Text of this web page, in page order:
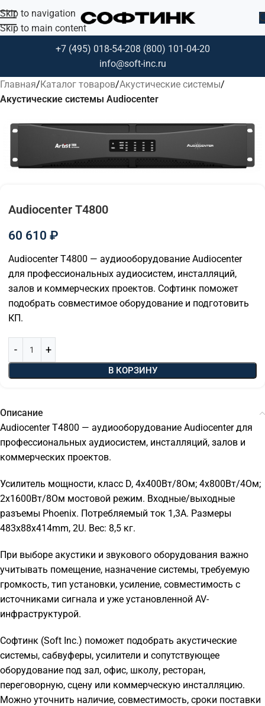
Skip to navigation
Skip to main content
+7 (495) 018-54-208 (800) 101-04-20
info@soft-inc.ru
Главная Каталог товаров Акустические системы
Акустические системы Audiocenter
Audiocenter T4800
60 610 ₽
Audiocenter T4800 — аудиооборудование Audiocenter
для профессиональных аудиосистем, инсталляций,
залов и коммерческих проектов. Софтинк поможет
подобрать совместимое оборудование и подготовить
КП.
В КОРЗИНУ
Описание
Audiocenter T4800 — аудиооборудование Audiocenter для
профессиональных аудиосистем, инсталляций, залов и
коммерческих проектов.
Усилитель мощности, класс D, 4х400Вт/8Ом; 4х800Вт/4Ом;
2х1600Вт/8Ом мостовой режим. Входные/выходные
разъемы Phoenix. Потребляемый ток 1,3А. Размеры
483x88x414mm, 2U. Вес: 8,5 кг.
При выборе акустики и звукового оборудования важно
учитывать помещение, назначение системы, требуемую
громкость, тип установки, усиление, совместимость с
источниками сигнала и уже установленной AV-
инфраструктурой.
Софтинк (Soft Inc.) поможет подобрать акустические
системы, сабвуферы, усилители и сопутствующее
оборудование под зал, офис, школу, ресторан,
переговорную, сцену или коммерческую инсталляцию.
Можно уточнить наличие, совместимость, сроки поставки